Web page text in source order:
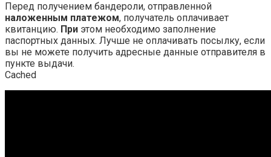
Перед получением бандероли, отправленной
наложенным платежом, получатель оплачивает
квитанцию. При этом необходимо заполнение
паспортных данных. Лучше не оплачивать посылку, если
вы не можете получить адресные данные отправителя в
пункте выдачи.
Cached